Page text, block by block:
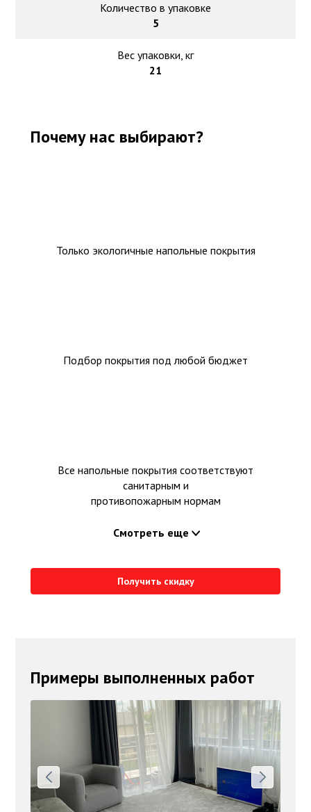
Количество в упаковке
5
Вес упаковки, кг
21
Почему нас выбирают?
Только экологичные напольные покрытия
Подбор покрытия под любой бюджет
Все напольные покрытия соответствуют
санитарным и
противопожарным нормам
Смотреть еще
Получить скидку
Примеры выполненных работ